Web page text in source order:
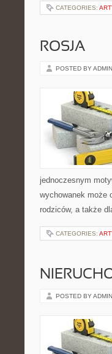
CATEGORIES:
ROSJA
POSTED BY ADMIN
jednoczesnym
wychowanek może
rodziców, a także
CATEGORIES:
POSTED BY ADMIN